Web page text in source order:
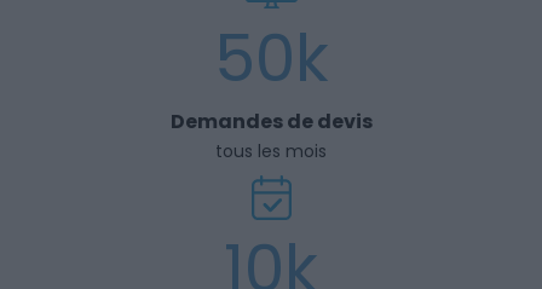
50k
Demandes de devis
tous les mois
10k